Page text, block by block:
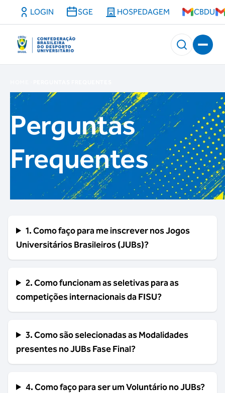
LOGIN SGE HOSPEDAGEM CBDU
Perguntas
Frequentes
1. Como faço para me inscrever nos Jogos
Universitários Brasileiros (JUBs)?
2. Como funcionam as seletivas para as
competições internacionais da FISU?
3. Como são selecionadas as Modalidades
presentes no JUBs Fase Final?
4. Como faço para ser um Voluntário no JUBs?